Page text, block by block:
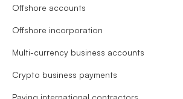
Offshore accounts
Offshore incorporation
Multi-currency business accounts
Crypto business payments
Paying international contractors